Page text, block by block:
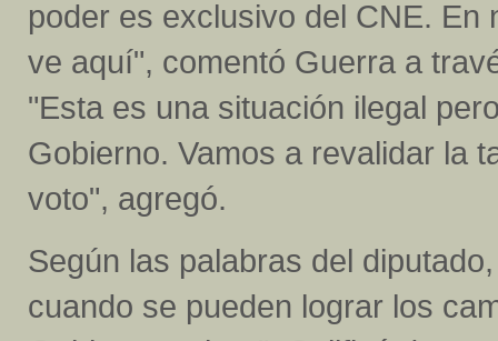
poder es exclusivo del CNE.
ve aquí", comentó Guerra a
"Esta es una situación ilegal
Gobierno. Vamos a revalidar la
voto", agregó.
Según las palabras del
cuando se pueden lograr los